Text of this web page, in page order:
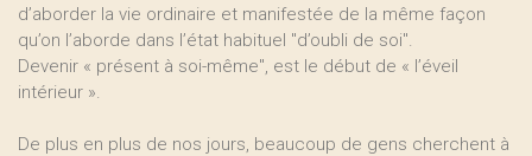
d’aborder la vie ordinaire et manifestée de la même façon
qu’on l’aborde dans l’état habituel "d’oubli de soi".
Devenir « présent à soi-même", est le début de « l’éveil
intérieur ».
De plus en plus de nos jours, beaucoup de gens cherchent à